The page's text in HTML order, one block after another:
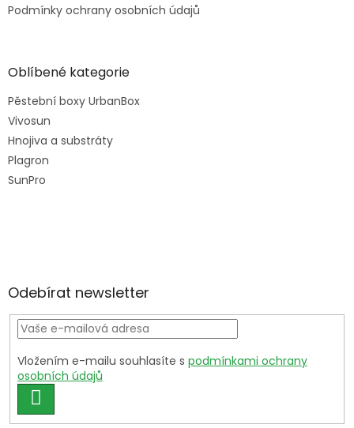
Podmínky ochrany osobních údajů
Oblíbené kategorie
Pěstební boxy UrbanBox
Vivosun
Hnojiva a substráty
Plagron
SunPro
Odebírat newsletter
Vložením e-mailu souhlasíte s podmínkami ochrany
osobních údajů
SE